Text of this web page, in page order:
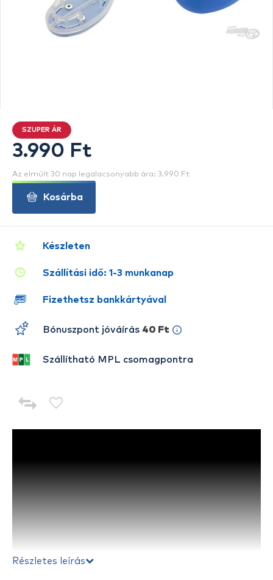
Részletes leírás
Készleten
Szállítási idő: 1-3 munkanap
Fizethetsz bankkártyával
Bónuszpont jóváírás 40 Ft
Szállítható MPL csomagpontra
SZUPER ÁR
3.990 Ft
Az elmúlt 30 nap legalacsonyabb ára: 3.990 Ft
Kosárba